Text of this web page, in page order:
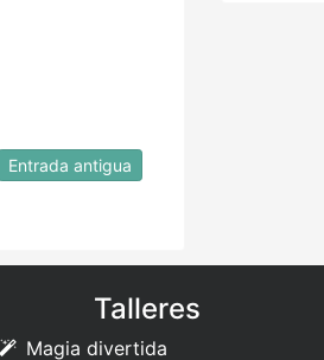
Entrada antigua
Talleres
Magia divertida